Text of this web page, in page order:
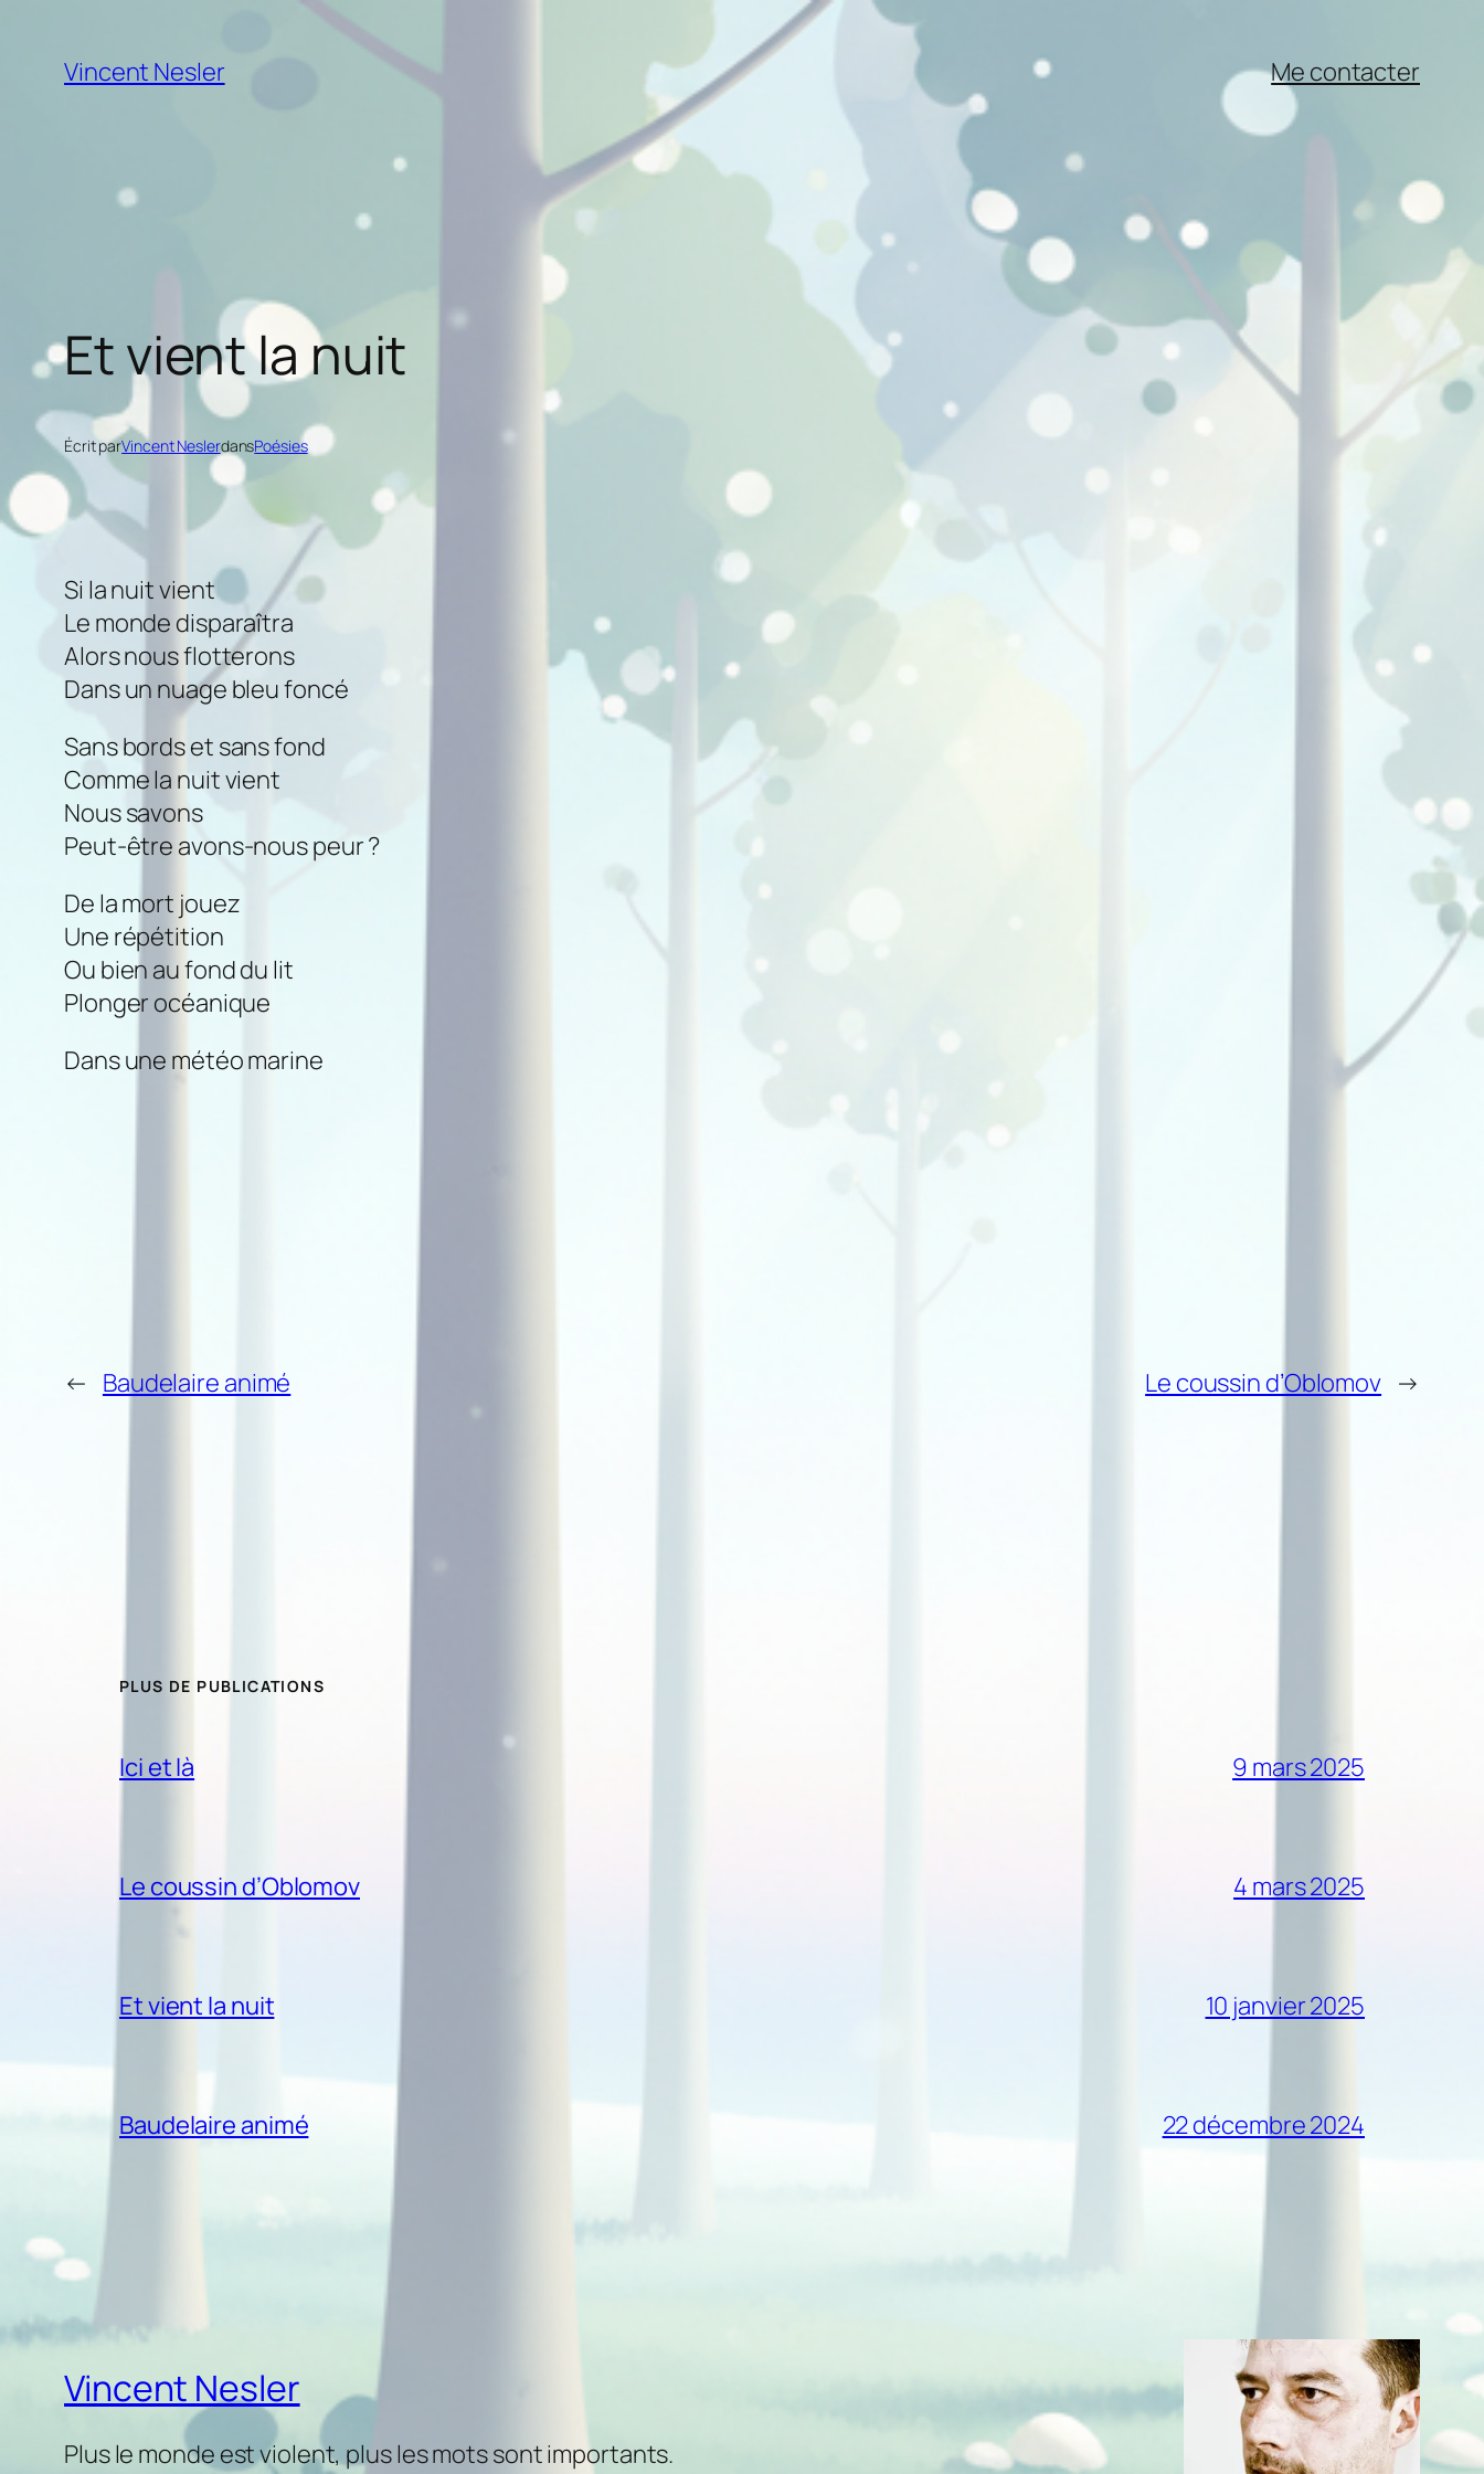
contenu
Vincent Nesler Me contacter
Et vient la nuit
Écrit parVincent NeslerdansPoésies
Si la nuit vient
Le monde disparaîtra
Alors nous flotterons
Dans un nuage bleu foncé
Sans bords et sans fond
Comme la nuit vient
Nous savons
Peut-être avons-nous peur ?
De la mort jouez
Une répétition
Ou bien au fond du lit
Plonger océanique
Dans une météo marine
← Baudelaire animé Le coussin d’Oblomov →
PLUS DE PUBLICATIONS
Ici et là 9 mars 2025
Le coussin d’Oblomov 4 mars 2025
Et vient la nuit 10 janvier 2025
Baudelaire animé 22 décembre 2024
Vincent Nesler
Plus le monde est violent, plus les mots sont importants.